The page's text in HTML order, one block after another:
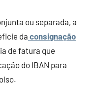
ou separada, a
da consignação
de fatura que
do IBAN para